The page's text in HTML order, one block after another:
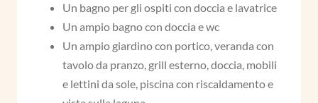
Un bagno per gli ospiti con doccia e lavatrice
Un ampio bagno con doccia e wc
Un ampio giardino con portico, veranda con
tavolo da pranzo, grill esterno, doccia, mobili
e lettini da sole, piscina con riscaldamento e